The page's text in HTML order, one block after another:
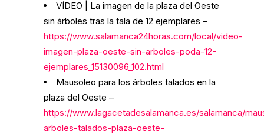
VÍDEO | La imagen de la plaza del Oeste
sin árboles tras la tala de 12 ejemplares –
https://www.salamanca24horas.com/local/video-
imagen-plaza-oeste-sin-arboles-poda-12-
ejemplares_15130096_102.html
Mausoleo para los árboles talados en la
plaza del Oeste –
https://www.lagacetadesalamanca.es/salamanca/
arboles-talados-plaza-oeste-